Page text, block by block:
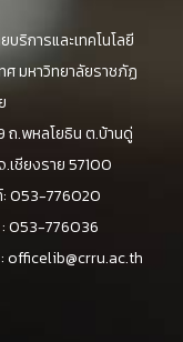
บริการและเทคโนโลยี
ศ มหาวิทยาลัยราชภัฏ
ถ.พหลโยธิน ต.บ้านดู่
.เชียงราย 57100
: 053-776020
: 053-776036
officelib@crru.ac.th